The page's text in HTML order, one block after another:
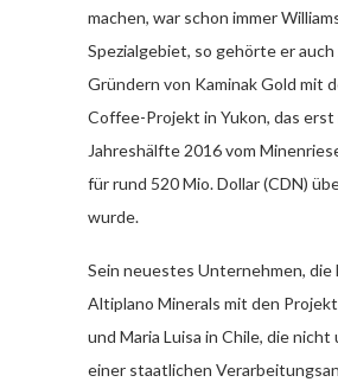
machen, war schon immer
Spezialgebiet, so gehörte er auch
Gründern von Kaminak Gold mit
Coffee-Projekt in Yukon, das
Jahreshälfte 2016 vom
für rund 520 Mio. Dollar (CDN)
wurde.
Sein neuestes Unternehmen, die
Altiplano Minerals mit den
und Maria Luisa in Chile, die
einer staatlichen